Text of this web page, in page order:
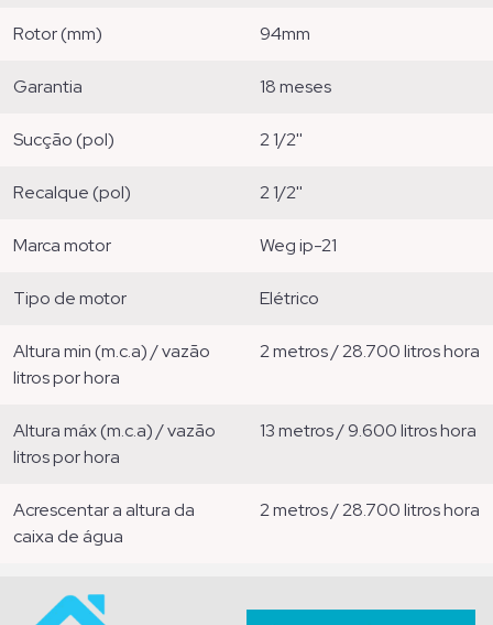
rotor (mm) 94mm
garantia 18 meses
sucção (pol) 2 1/2''
recalque (pol) 2 1/2''
marca motor weg ip-21
tipo de motor elétrico
altura min (m.c.a) / vazão
litros por hora
2 metros / 28.700 litros hora
altura máx (m.c.a) / vazão
litros por hora
13 metros / 9.600 litros hora
acrescentar a altura da
caixa de água
2 metros / 28.700 litros hora